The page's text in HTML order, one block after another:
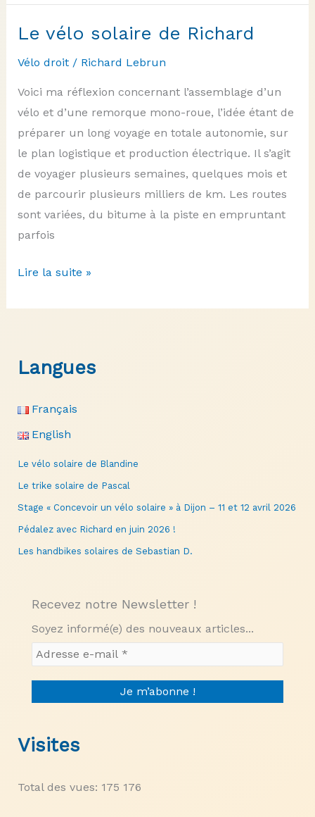
solaire
d’Émile
Le vélo solaire de Richard
Vélo droit/ Richard Lebrun
Voici ma réflexion concernant l’assemblage d’un
vélo et d’une remorque mono-roue, l’idée étant de
préparer un long voyage en totale autonomie, sur
le plan logistique et production électrique. Il s’agit
de voyager plusieurs semaines, quelques mois et
de parcourir plusieurs milliers de km. Les routes
sont variées, du bitume à la piste en empruntant
parfois
Le
solaire
Lire la suite »
Langues
Français
English
Le vélo solaire de Blandine
Le trike solaire de Pascal
Stage « Concevoir un vélo solaire » à Dijon – 11 et 12 avril 2026
Pédalez avec Richard en juin 2026 !
Les handbikes solaires de Sebastian D.
Recevez notre Newsletter !
Soyez informé(e) des nouveaux articles...
Visites
Total des vues: 175 176